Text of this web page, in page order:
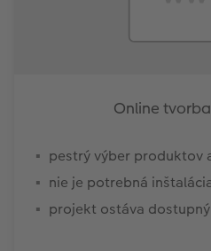
Online
pestrý výber produktov
nie je potrebná
projekt ostáva